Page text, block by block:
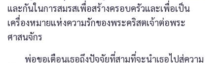
และกันในการสมรสเพื่อสร้างครอบครัวและเพื่อเป็น
เครื่องหมายแห่งความรักของพระคริสตเจ้าต่อพระ
ศาสนจักร
พ่อขอเตือนเธอถึงปัจจัยที่สามที่จะนำเธอไปสู่ความ